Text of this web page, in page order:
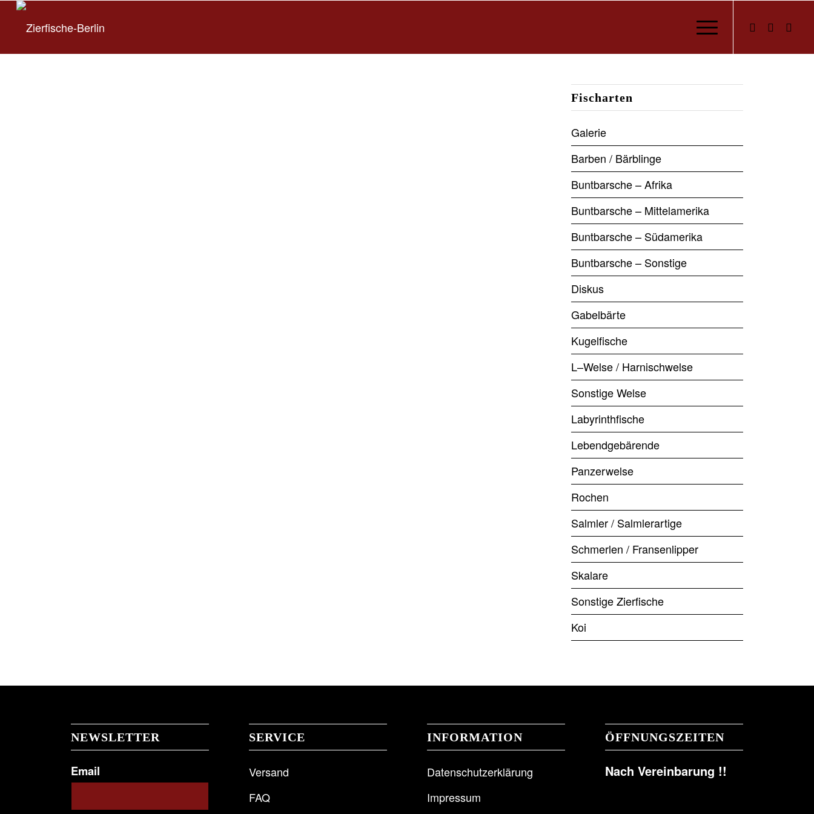
Fischarten
Galerie
Barben / Bärblinge
Buntbarsche – Afrika
Buntbarsche – Mittelamerika
Buntbarsche – Südamerika
Buntbarsche – Sonstige
Diskus
Gabelbärte
Kugelfische
L–Welse / Harnischwelse
Sonstige Welse
Labyrinthfische
Lebendgebärende
Panzerwelse
Rochen
Salmler / Salmlerartige
Schmerlen / Fransenlipper
Skalare
Sonstige Zierfische
Koi
NEWSLETTER
Email
SERVICE
Versand
FAQ
INFORMATION
Datenschutzerklärung
Impressum
ÖFFNUNGSZEITEN
Nach Vereinbarung !!